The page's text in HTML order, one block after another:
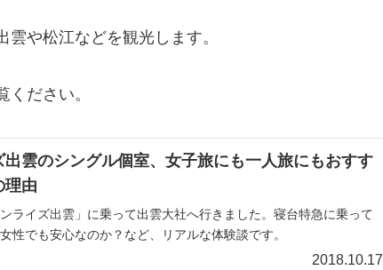
や松江などを観光します。
ださい。
出雲のシングル個室、女子旅にも一人旅にもおすす
理由
ライズ出雲」に乗って出雲大社へ行きました。寝台特急に乗って
性でも安心なのか？など、リアルな体験談です。
2018.10.17